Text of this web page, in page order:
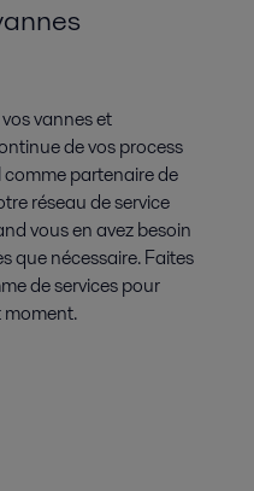
vannes et
de vos process
partenaire de
réseau de service
vous en avez besoin
que nécessaire. Faites
de services pour
moment.